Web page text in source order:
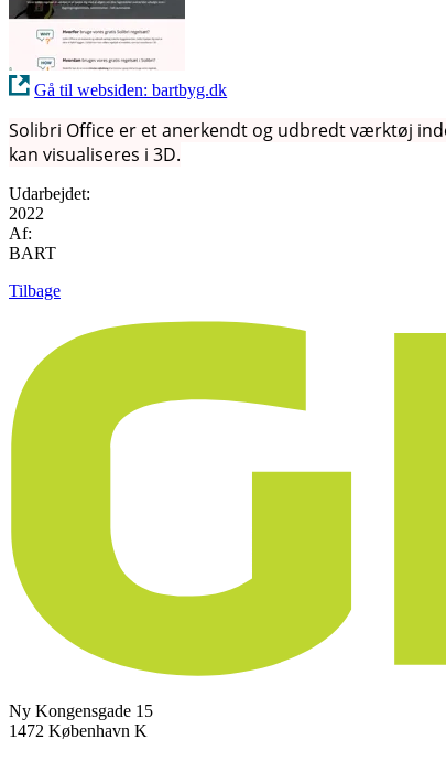
Gå til websiden: bartbyg.dk
Solibri Office er et anerkendt og udbredt værktøj
kan visualiseres i 3D.
Udarbejdet:
2022
Af:
BART
Tilbage
Ny Kongensgade 15
1472 København K